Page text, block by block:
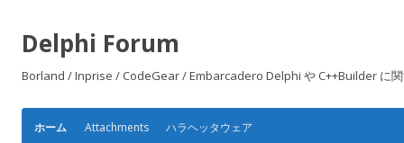
Delphi Forum
Borland / Inprise / CodeGear / Embarcadero Delphi や C++Builder に
ホーム Attachments ハラヘッタウェア